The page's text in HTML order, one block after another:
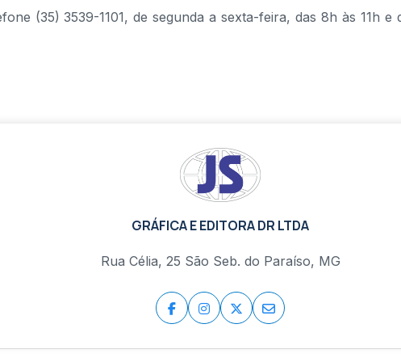
(35) 3539-1101, de segunda a sexta-feira, das 8h às 11h e
GRÁFICA E EDITORA DR LTDA
Rua Célia, 25 São Seb. do Paraíso, MG